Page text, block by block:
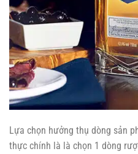
Lựa chọn hưởng thụ dòng sản
thực chính là là chọn 1 dòng